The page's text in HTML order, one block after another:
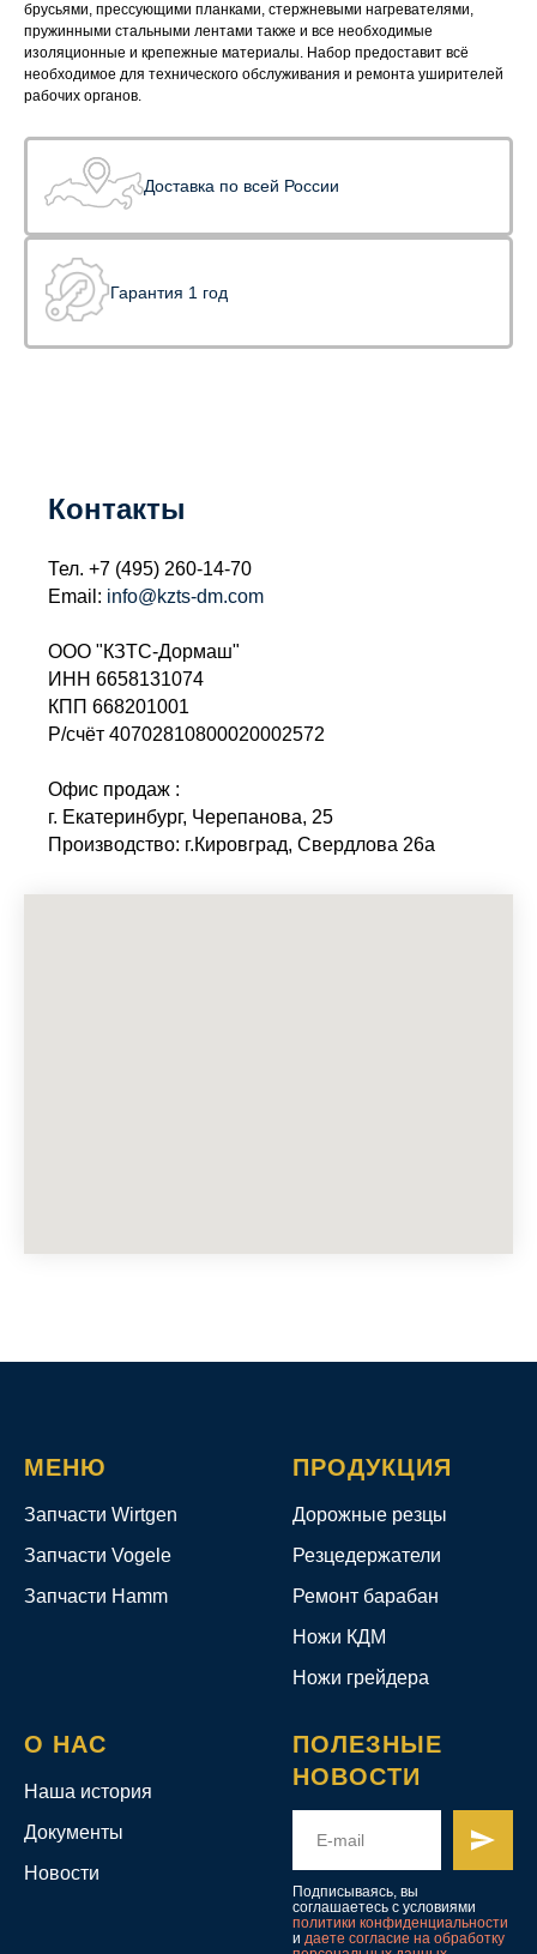
брусьями, прессующими планками, стержневыми нагревателями,
пружинными стальными лентами также и все необходимые
изоляционные и крепежные материалы. Набор предоставит всё
необходимое для технического обслуживания и ремонта уширителей
рабочих органов.
Доставка по всей России
Гарантия 1 год
Контакты
Тел. +7 (495) 260-14-70
Email: info@kzts-dm.com
ООО "КЗТС-Дормаш"
ИНН 6658131074
КПП 668201001
Р/счёт 40702810800020002572
Офис продаж :
г. Екатеринбург, Черепанова, 25
Производство: г.Кировград, Свердлова 26а
МЕНЮ
Запчасти Wirtgen
Запчасти Vogele
Запчасти Hamm
ПРОДУКЦИЯ
Дорожные резцы
Резцедержатели
Ремонт барабан
Ножи КДМ
Ножи грейдера
О НАС
Наша история
Документы
Новости
ПОЛЕЗНЫЕ
НОВОСТИ
Подписываясь, вы
соглашаетесь с условиями
политики конфиденциальности
и даете согласие на обработку